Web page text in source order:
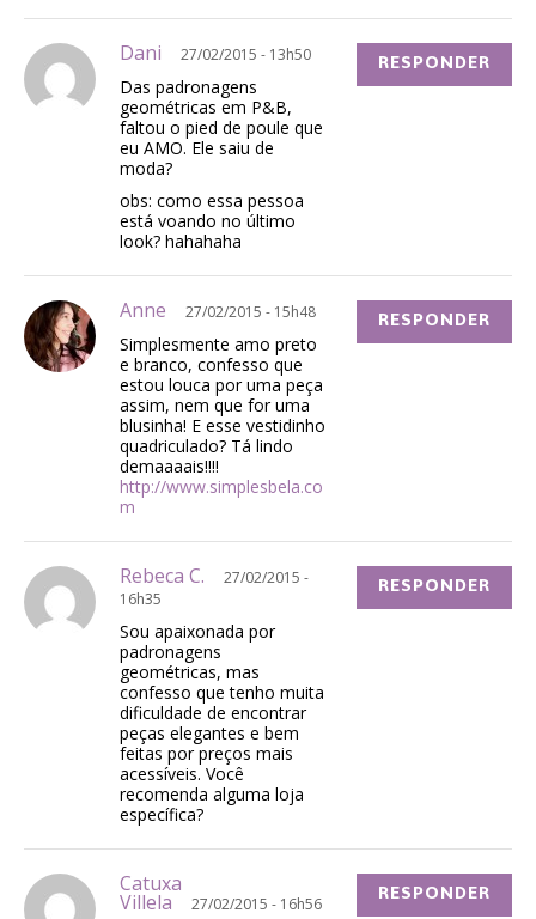
Dani 27/02/2015 - 13h50
Das padronagens
geométricas em P&B,
faltou o pied de poule que
eu AMO. Ele saiu de
moda?
obs: como essa pessoa
está voando no último
look? hahahaha
RESPONDER
Anne 27/02/2015 - 15h48
Simplesmente amo preto
e branco, confesso que
estou louca por uma peça
assim, nem que for uma
blusinha! E esse vestidinho
quadriculado? Tá lindo
demaaaais!!!!
http://www.simplesbela.co
m
RESPONDER
Rebeca C.
27/02/2015 -
16h35
Sou apaixonada por
padronagens
geométricas, mas
confesso que tenho muita
dificuldade de encontrar
peças elegantes e bem
feitas por preços mais
acessíveis. Você
recomenda alguma loja
específica?
RESPONDER
Catuxa
Villela 27/02/2015 - 16h56 RESPONDER